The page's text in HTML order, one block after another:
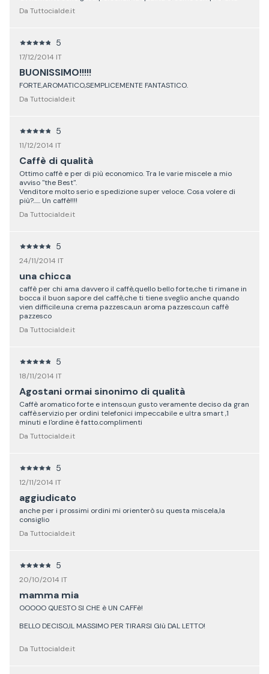
Da Tuttocialde.it
5
17/12/2014 IT
BUONISSIMO!!!!!
FORTE,AROMATICO,SEMPLICEMENTE FANTASTICO.
Da Tuttocialde.it
5
11/12/2014 IT
Caffè di qualità
Ottimo caffè e per di più economico. Tra le varie miscele a mio
avviso "the Best".
Venditore molto serio e spedizione super veloce. Cosa volere di
più?...... Un caffè!!!!
Da Tuttocialde.it
5
24/11/2014 IT
una chicca
caffè per chi ama davvero il caffè,quello bello forte,che ti rimane in
bocca il buon sapore del caffè,che ti tiene sveglio anche quando
vien difficile.una crema pazzesca,un aroma pazzesco,un caffè
pazzesco
Da Tuttocialde.it
5
18/11/2014 IT
Agostani ormai sinonimo di qualità
Caffè aromatico forte e intenso,un gusto veramente deciso da gran
caffè.servizio per ordini telefonici impeccabile e ultra smart ,1
minuti e l'ordine è fatto.complimenti
Da Tuttocialde.it
5
12/11/2014 IT
aggiudicato
anche per i prossimi ordini mi orienterò su questa miscela,la
consiglio
Da Tuttocialde.it
5
20/10/2014 IT
mamma mia
OOOOO QUESTO SI CHE è UN CAFFè!
BELLO DECISO,IL MASSIMO PER TIRARSI GIù DAL LETTO!
Da Tuttocialde.it